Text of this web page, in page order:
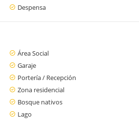
Despensa
Área Social
Garaje
Portería / Recepción
Zona residencial
Bosque nativos
Lago